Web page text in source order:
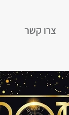
צרו קשר